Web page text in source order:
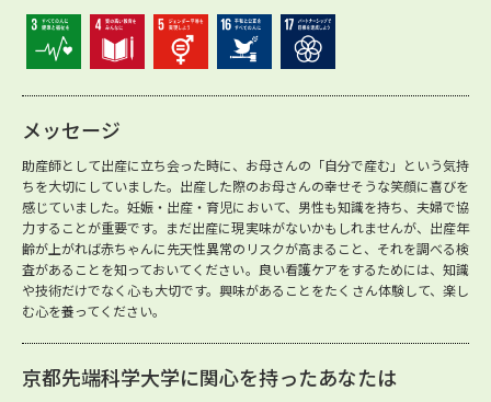
メッセージ
助産師として出産に立ち会った時に、お母さんの「自分で産む」という気持
ちを大切にしていました。出産した際のお母さんの幸せそうな笑顔に喜びを
感じていました。妊娠・出産・育児において、男性も知識を持ち、夫婦で協
力することが重要です。まだ出産に現実味がないかもしれませんが、出産年
齢が上がれば赤ちゃんに先天性異常のリスクが高まること、それを調べる検
査があることを知っておいてください。良い看護ケアをするためには、知識
や技術だけでなく心も大切です。興味があることをたくさん体験して、楽し
む心を養ってください。
京都先端科学大学に関心を持ったあなたは